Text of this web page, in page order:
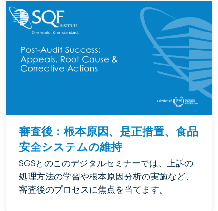
審査後：根本原因、是正措置、食品
安全システムの維持
SGSとのこのデジタルセミナーでは、上訴の
処理方法の学習や根本原因分析の実施など、
審査後のプロセスに焦点を当てます。